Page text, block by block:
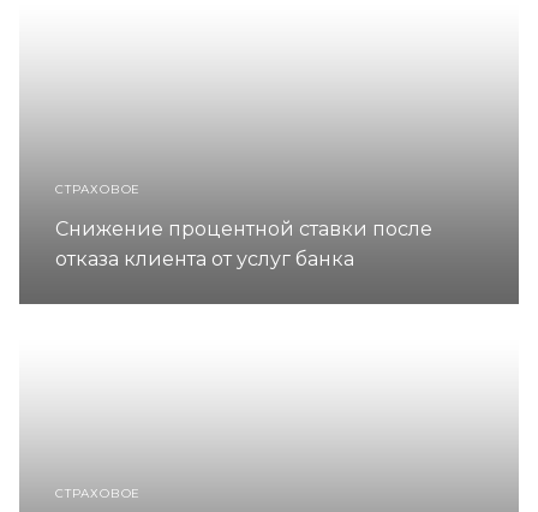
СТРАХОВОЕ
Снижение процентной ставки после
отказа клиента от услуг банка
СТРАХОВОЕ